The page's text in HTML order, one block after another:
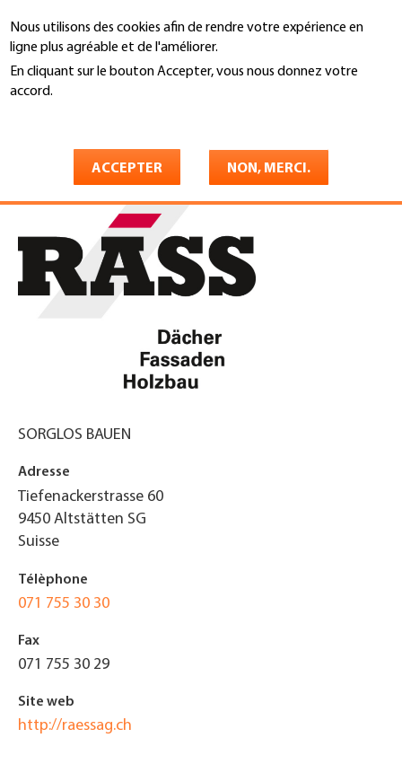
Nous utilisons des cookies afin de rendre votre expérience en
ligne plus agréable et de l'améliorer.
En cliquant sur le bouton Accepter, vous nous donnez votre
accord.
ACCEPTER NON, MERCI.
au
contenu
principal
Recherche
You
SORGLOS BAUEN
Adresse
Tiefenackerstrasse 60
9450 Altstätten SG
Suisse
Télèphone
071 755 30 30
Fax
071 755 30 29
Site web
http://raessag.ch